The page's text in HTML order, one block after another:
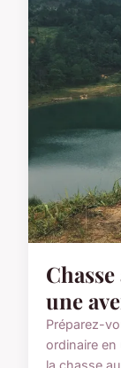
une
Préparez-
ordinaire en
la chasse